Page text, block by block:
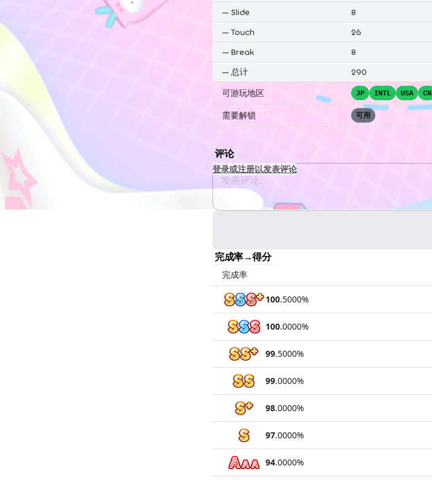
— Slide
8
— Touch
26
— Break
8
— 总计 290
可游玩地区 JP INTL USA CN
需要解锁 可用
评论
登录或注册以发表评论
完成率→得分
完成率
100.5000%
100.0000%
99.5000%
99.0000%
98.0000%
97.0000%
94.0000%